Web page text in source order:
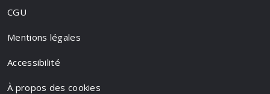
CGU
Mentions légales
Accessibilité
À propos des cookies